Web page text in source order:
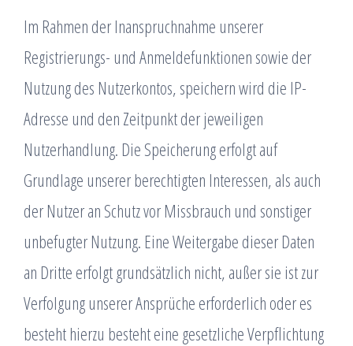
Im Rahmen der Inanspruchnahme unserer
Registrierungs- und Anmeldefunktionen sowie der
Nutzung des Nutzerkontos, speichern wird die IP-
Adresse und den Zeitpunkt der jeweiligen
Nutzerhandlung. Die Speicherung erfolgt auf
Grundlage unserer berechtigten Interessen, als auch
der Nutzer an Schutz vor Missbrauch und sonstiger
unbefugter Nutzung. Eine Weitergabe dieser Daten
an Dritte erfolgt grundsätzlich nicht, außer sie ist zur
Verfolgung unserer Ansprüche erforderlich oder es
besteht hierzu besteht eine gesetzliche Verpflichtung